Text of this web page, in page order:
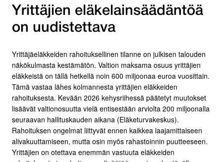
Yrittäjien eläkelainsäädäntöä
on uudistettava
Yrittäjäeläkkeiden rahoituksellinen tilanne on julkisen talouden
näkökulmasta kestämätön. Valtion maksama osuus yrittäjien
eläkkeistä on tällä hetkellä noin 600 miljoonaa euroa vuosittain.
Tämä vastaa lähes kolmannesta yrittäjien eläkkeiden
rahoituksesta. Kevään 2026 kehysriihessä päätetyt muutokset
lisäävät valtionosuutta vielä entisestään arviolta 200 miljoonalla
seuraavan hallituskauden aikana (Eläketurvakeskus).
Rahoituksen ongelmat liittyvät ennen kaikkea laajamittaiseen
alivakuuttamiseen, mutta osin myös rahastoinnin puutteeseen.
Yrittäjien on otettava enemmän vastuuta eläkkeiden